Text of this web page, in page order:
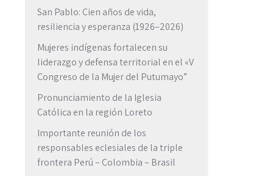
San Pablo: Cien años de vida,
resiliencia y esperanza (1926–2026)
Mujeres indígenas fortalecen su
liderazgo y defensa territorial en el «V
Congreso de la Mujer del Putumayo”
Pronunciamiento de la Iglesia
Católica en la región Loreto
Importante reunión de los
responsables eclesiales de la triple
frontera Perú – Colombia – Brasil